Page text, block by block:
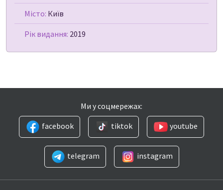
Місто: Київ
Рік видання: 2019
Ми у соцмережах:
facebook
tiktok youtube
telegram instagram